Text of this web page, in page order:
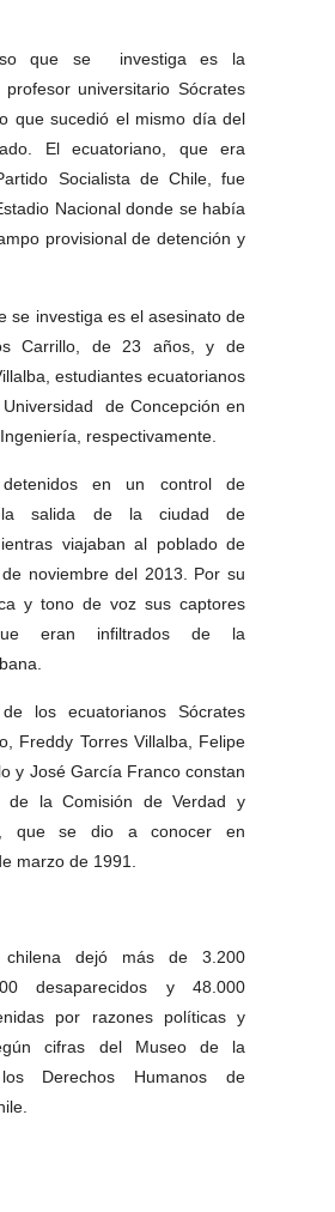
que se investiga es la
universitario Sócrates
que sucedió el mismo día del
El ecuatoriano, que era
Socialista de Chile, fue
Nacional donde se había
provisional de detención y
se investiga es el asesinato de
Carrillo, de 23 años, y de
estudiantes ecuatorianos
de Concepción en
respectivamente.
en un control de
salida de la ciudad de
viajaban al poblado de
noviembre del 2013. Por su
y tono de voz sus captores
eran infiltrados de la
los ecuatorianos Sócrates
Freddy Torres Villalba, Felipe
y José García Franco constan
de la Comisión de Verdad y
que se dio a conocer en
marzo de 1991.
chilena dejó más de 3.200
desaparecidos y 48.000
por razones políticas y
cifras del Museo de la
Derechos Humanos de